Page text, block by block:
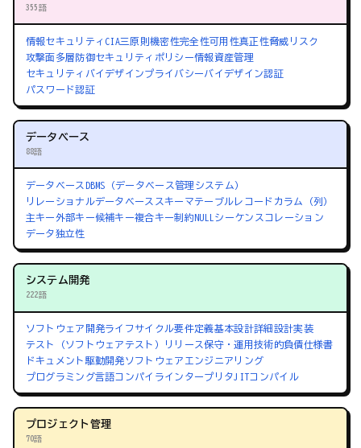
355語
情報セキュリティ CIA三原則機密性完全性可用性真正性脅威 リスク
攻撃面多層防御セキュリティポリシー情報資産管理
セキュリティバイデザインプライバシーバイデザイン認証
パスワード認証
データベース
88語
データベース DBMS（データベース管理システム）
リレーショナルデータベース スキーマテーブルレコード カラム（列）
主キー外部キー候補キー複合キー制約NULL シーケンス コレーション
データ独立性
システム開発
222語
ソフトウェア開発ライフサイクル要件定義基本設計詳細設計実装
テスト（ソフトウェアテスト）
リリース保守・運用 技術的負債仕様書
ドキュメント駆動開発ソフトウェアエンジニアリング
プログラミング言語コンパイラインタープリタ JITコンパイル
プロジェクト管理
70語